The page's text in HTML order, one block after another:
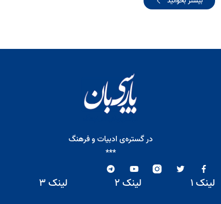
در گستره‌ی ادبیات و فرهنگ
***
لینک ۱ لینک ۲ لینک ۳